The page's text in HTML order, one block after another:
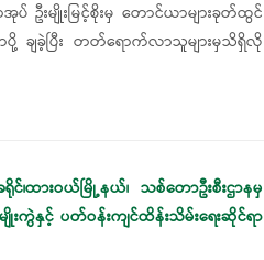
ဦးမျိုးမြင့်စိုးမှ တောင်ယာများခုတ်ထွင်
ပို့ ချခဲ့ပြီး တတ်ရောက်လာသူများမှသိရှိလို
င်၊ထားဝယ်မြို့နယ်၊ သစ်တောဦးစီးဌာနမှ
ျိုးကွဲနှင့် ပတ်ဝန်းကျင်ထိန်းသိမ်းရေးဆိုင်ရာ